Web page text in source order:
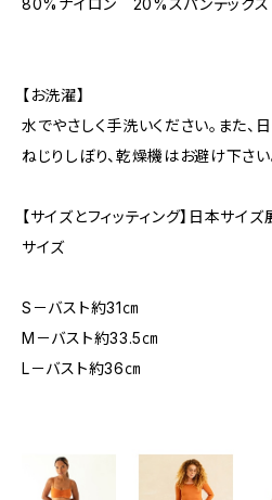
80%ナイロン 20%スパンデックス
【お洗濯】
水でやさしく手洗いください。また、
ねじりしぼり、乾燥機はお避け下さい
【サイズとフィッティング】日本サイ
サイズ
S－バスト約31㎝
M－バスト約33.5㎝
L－バスト約36㎝